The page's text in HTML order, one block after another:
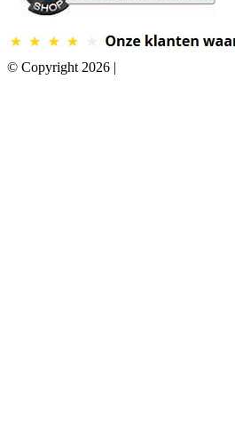
© Copyright 2026 |